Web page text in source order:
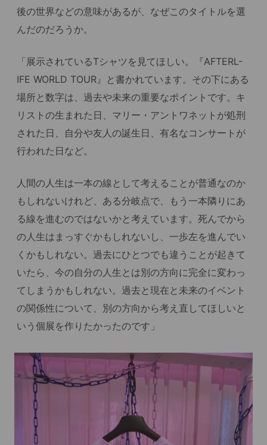
後の世界などの意味があるが、なぜこのタイトルを選
んだのだろうか。
「展示されているTシャツを見てほしい。『AFTERL-
IFE WORLD TOUR』と書かれています。その下にある
場所と数字は、過去や未来の重要なポイントです。キ
リストの生まれた日、マリー・アントワネットが処刑
された日、自分や友人の誕生日、有名なコンサートが
行われた日など。
人間の人生は一本の線として考えることが普通なのか
もしれないけれど、ある分岐点で、もう一本隣りにあ
る線を進むのではないかと考えています。死んでから
の人生はまっすぐかもしれないし、一歩左を進んでい
くかもしれない。過去にひとつでも違うことが起きて
いたら、今の自分の人生とは別の方向に完全に変わっ
てしまうかもしれない。過去と現在と未来のイベント
の関係性について、別の方向から考え直してほしいと
いう個展を作りたかったのです」